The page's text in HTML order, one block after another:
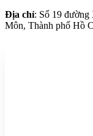
Địa chỉ: Số 19
Môn, Thành phố Hồ